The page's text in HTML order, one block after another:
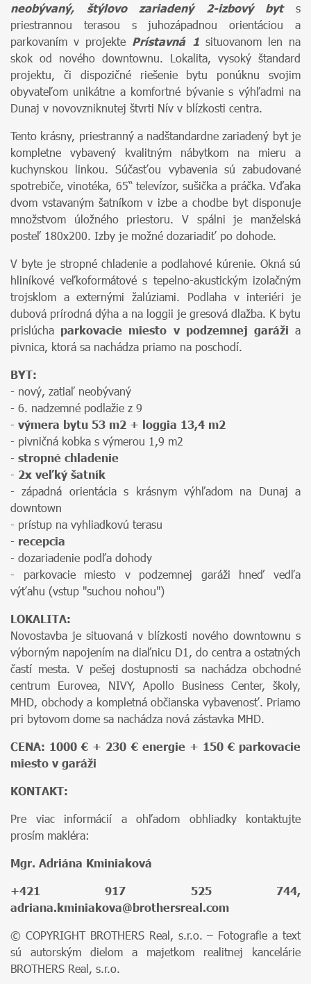
neobývaný, štýlovo zariadený 2-izbový byts
priestrannou terasou s juhozápadnou orientáciou a
parkovaním v projekte Prístavná 1situovanom len na
skok od nového downtownu. Lokalita, vysoký štandard
projektu, či dispozičné riešenie bytu ponúknu svojim
obyvateľom unikátne a komfortné bývanie s výhľadmi na
Dunaj v novovzniknutej štvrti Nív v blízkosti centra.
Tento krásny, priestranný a nadštandardne zariadený byt je
kompletne vybavený kvalitným nábytkom na mieru a
kuchynskou linkou. Súčasťou vybavenia sú zabudované
spotrebiče, vinotéka, 65“ televízor, sušička a práčka. Vďaka
dvom vstavaným šatníkom v izbe a chodbe byt disponuje
množstvom úložného priestoru. V spálni je manželská
posteľ 180x200. Izby je možné dozariadiť po dohode.
V byte je stropné chladenie a podlahové kúrenie. Okná sú
hliníkové veľkoformátové s tepelno-akustickým izolačným
trojsklom a externými žalúziami. Podlaha v interiéri je
dubová prírodná dýha a na loggii je gresová dlažba. K bytu
prislúcha parkovacie miesto v podzemnej garáži a
pivnica, ktorá sa nachádza priamo na poschodí.
BYT:
- nový, zatiaľ neobývaný
- 6. nadzemné podlažie z 9
- výmera bytu 53 m2 + loggia 13,4 m2
- pivničná kobka s výmerou 1,9 m2
- stropné chladenie
- 2x veľký šatník
- západná orientácia s krásnym výhľadom na Dunaj a
downtown
- prístup na vyhliadkovú terasu
- recepcia
- dozariadenie podľa dohody
- parkovacie miesto v podzemnej garáži hneď vedľa
výťahu (vstup "suchou nohou")
LOKALITA:
Novostavba je situovaná v blízkosti nového downtownu s
výborným napojením na diaľnicu D1, do centra a ostatných
častí mesta. V pešej dostupnosti sa nachádza obchodné
centrum Eurovea, NIVY, Apollo Business Center, školy,
MHD, obchody a kompletná občianska vybavenosť. Priamo
pri bytovom dome sa nachádza nová zástavka MHD.
CENA: 1000 € + 230 € energie + 150 € parkovacie
miesto v garáži
KONTAKT:
Pre viac informácií a ohľadom obhliadky kontaktujte
prosím makléra:
Mgr. Adriána Kminiaková
+421 917 525 744,
adriana.kminiakova@brothersreal.com
© COPYRIGHT BROTHERS Real, s.r.o. – Fotografie a text
sú autorským dielom a majetkom realitnej kancelárie
BROTHERS Real, s.r.o.